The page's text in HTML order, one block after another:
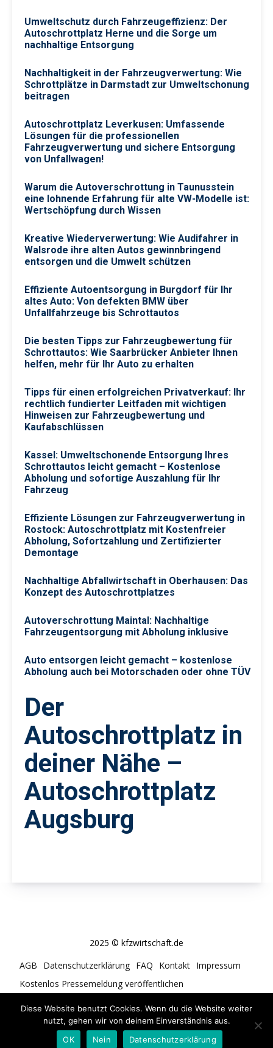
Umweltschutz durch Fahrzeugeffizienz: Der
Autoschrottplatz Herne und die Sorge um
nachhaltige Entsorgung
Nachhaltigkeit in der Fahrzeugverwertung: Wie
Schrottplätze in Darmstadt zur Umweltschonung
beitragen
Autoschrottplatz Leverkusen: Umfassende
Lösungen für die professionellen
Fahrzeugverwertung und sichere Entsorgung
von Unfallwagen!
Warum die Autoverschrottung in Taunusstein
eine lohnende Erfahrung für alte VW-Modelle ist:
Wertschöpfung durch Wissen
Kreative Wiederverwertung: Wie Audifahrer in
Walsrode ihre alten Autos gewinnbringend
entsorgen und die Umwelt schützen
Effiziente Autoentsorgung in Burgdorf für Ihr
altes Auto: Von defekten BMW über
Unfallfahrzeuge bis Schrottautos
Die besten Tipps zur Fahrzeugbewertung für
Schrottautos: Wie Saarbrücker Anbieter Ihnen
helfen, mehr für Ihr Auto zu erhalten
Tipps für einen erfolgreichen Privatverkauf: Ihr
rechtlich fundierter Leitfaden mit wichtigen
Hinweisen zur Fahrzeugbewertung und
Kaufabschlüssen
Kassel: Umweltschonende Entsorgung Ihres
Schrottautos leicht gemacht – Kostenlose
Abholung und sofortige Auszahlung für Ihr
Fahrzeug
Effiziente Lösungen zur Fahrzeugverwertung in
Rostock: Autoschrottplatz mit Kostenfreier
Abholung, Sofortzahlung und Zertifizierter
Demontage
Nachhaltige Abfallwirtschaft in Oberhausen: Das
Konzept des Autoschrottplatzes
Autoverschrottung Maintal: Nachhaltige
Fahrzeugentsorgung mit Abholung inklusive
Auto entsorgen leicht gemacht – kostenlose
Abholung auch bei Motorschaden oder ohne TÜV
Der
Autoschrottplatz in
deiner Nähe –
Autoschrottplatz
Augsburg
2025 © kfzwirtschaft.de
AGB
Datenschutzerklärung FAQ Kontakt Impressum
Kostenlos Pressemeldung veröffentlichen
Diese Website benutzt Cookies. Wenn du die Website weiter
nutzt, gehen wir von deinem Einverständnis aus.
OK
Nein Datenschutzerklärung